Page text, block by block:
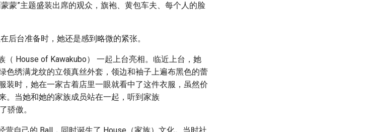
蒙”主题盛装出席的观众，旗袍、黄包车夫、每个人的脸
后台准备时，她还是感到略微的紧张。
（ House of Kawakubo） 一起上台亮相。临近上台，她
色绣满龙纹的立领真丝外套，领边和袖子上遍布黑色的蕾
装时，她在一家古着店里一眼就看中了这件衣服，虽然价
。当她和她的家族成员站在一起，听到家族
骄傲。